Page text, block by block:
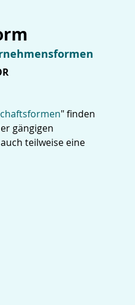
" finden
gängigen
teilweise eine